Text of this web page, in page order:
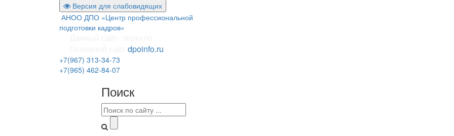
Версия для слабовидящих
АНОО ДПО «Центр профессиональной
подготовки кадров»
dpoinfo.ru
+7(967) 313-34-73
+7(965) 462-84-07
Поиск